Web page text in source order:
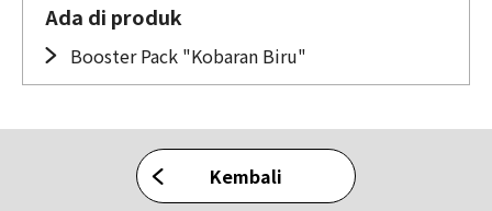
Ada di produk
Booster Pack "Kobaran Biru"
Kembali